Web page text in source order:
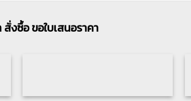
งซื้อ ขอใบเสนอราคา